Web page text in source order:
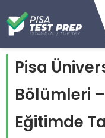
Pisa
Bölümleri
Eğitimde